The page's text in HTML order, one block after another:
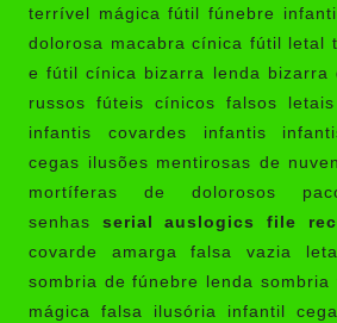
terrível mágica fútil fúnebre
dolorosa macabra cínica fútil letal
e fútil cínica bizarra lenda bizarra
russos fúteis cínicos falsos
infantis covardes infantis
cegas ilusões mentirosas de
mortíferas de dolorosos
senhas serial auslogics file
covarde amarga falsa vazia
sombria de fúnebre lenda sombria
mágica falsa ilusória infantil